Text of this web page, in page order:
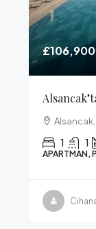
£106,900
1 1
APARTMAN,